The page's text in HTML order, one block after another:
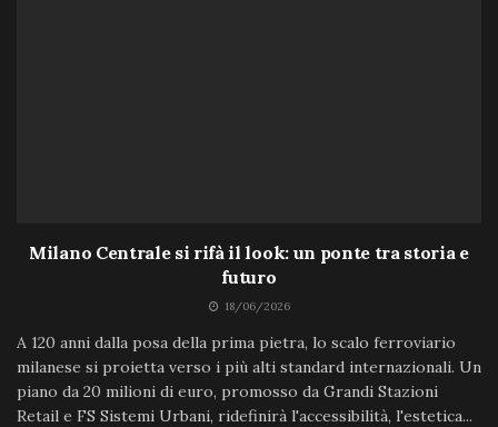
Milano Centrale si rifà il look: un ponte tra storia e
futuro
18/06/2026
A 120 anni dalla posa della prima pietra, lo scalo ferroviario
milanese si proietta verso i più alti standard internazionali. Un
piano da 20 milioni di euro, promosso da Grandi Stazioni
Retail e FS Sistemi Urbani, ridefinirà l'accessibilità, l'estetica...